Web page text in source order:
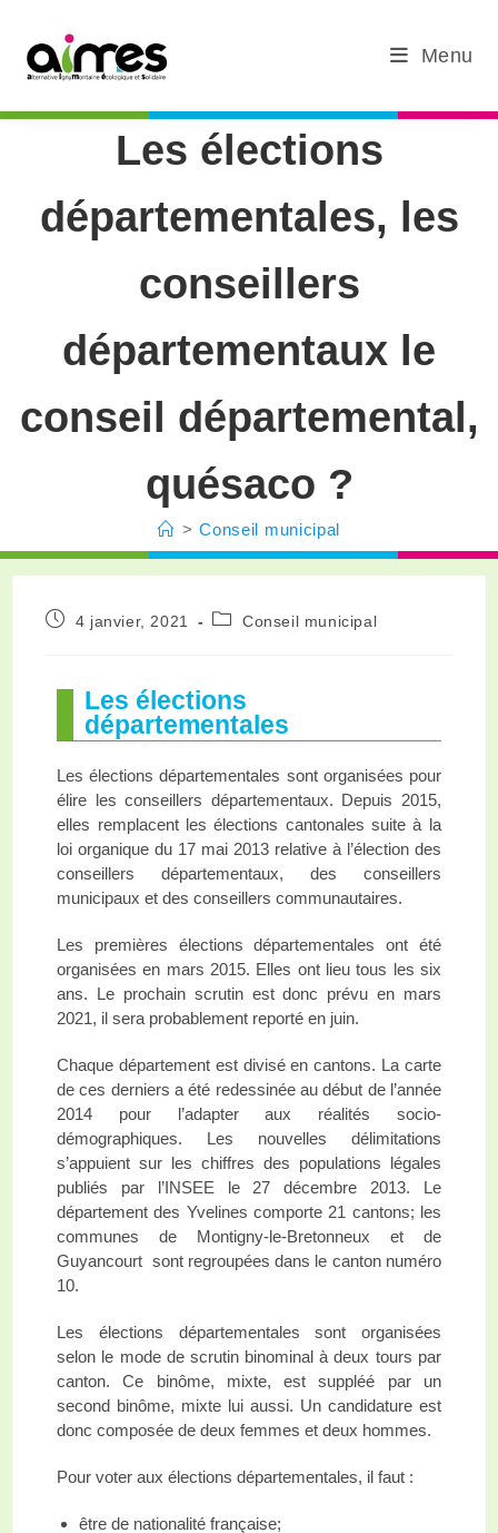
Menu
Les élections
départementales, les
conseillers
départementaux le
conseil départemental,
quésaco ?
> Conseil municipal
4 janvier, 2021 Conseil municipal
Les élections
départementales
Les élections départementales sont organisées pour
élire les conseillers départementaux. Depuis 2015,
elles remplacent les élections cantonales suite à la
loi organique du 17 mai 2013 relative à l’élection des
conseillers départementaux, des conseillers
municipaux et des conseillers communautaires.
Les premières élections départementales ont été
organisées en mars 2015. Elles ont lieu tous les six
ans. Le prochain scrutin est donc prévu en mars
2021, il sera probablement reporté en juin.
Chaque département est divisé en cantons. La carte
de ces derniers a été redessinée au début de l’année
2014 pour l’adapter aux réalités socio-
démographiques. Les nouvelles délimitations
s’appuient sur les chiffres des populations légales
publiés par l’INSEE le 27 décembre 2013. Le
département des Yvelines comporte 21 cantons; les
communes de Montigny-le-Bretonneux et de
Guyancourt sont regroupées dans le canton numéro
10.
Les élections départementales sont organisées
selon le mode de scrutin binominal à deux tours par
canton. Ce binôme, mixte, est suppléé par un
second binôme, mixte lui aussi. Un candidature est
donc composée de deux femmes et deux hommes.
Pour voter aux élections départementales, il faut :
être de nationalité française;